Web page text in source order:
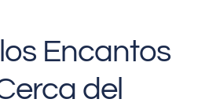
Encantos
del